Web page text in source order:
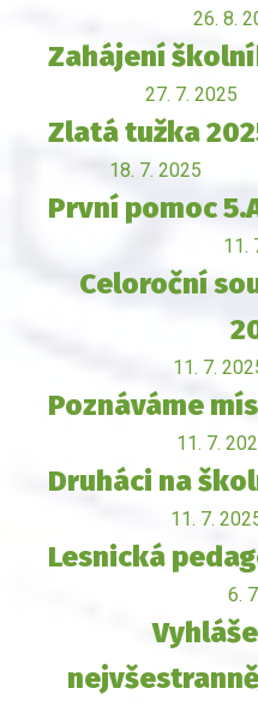
26. 8.
Zahájení
27. 7. 2025
Zlatá tužka
18. 7. 2025
První pomoc
11.
Celoroční
11. 7.
Poznáváme
11. 7.
Druháci na
11. 7.
Lesnická
6.